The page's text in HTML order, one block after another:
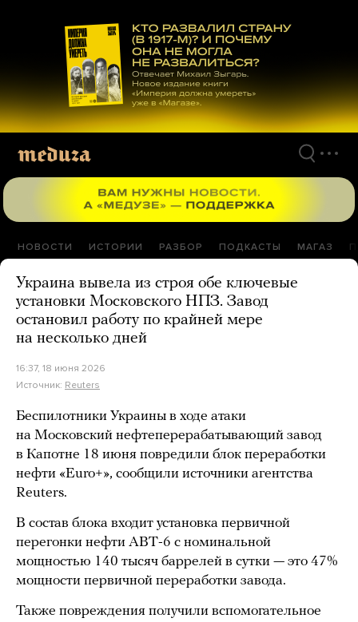
материалам
НОВОСТИ ИСТОРИИ РАЗБОР ПОДКАСТЫ МАГАЗ
Украина вывела из строя обе ключевые
установки Московского НПЗ. Завод
остановил работу по крайней мере
на несколько дней
16:37, 18 июня 2026
Источник: Reuters
Беспилотники Украины в ходе атаки
на Московский нефтеперерабатывающий завод
в Капотне 18 июня повредили блок переработки
нефти «Euro+», сообщили источники агентства
Reuters.
В состав блока входит установка первичной
перегонки нефти АВТ-6 с номинальной
мощностью 140 тысяч баррелей в сутки — это 47%
мощности первичной переработки завода.
Также повреждения получили вспомогательное